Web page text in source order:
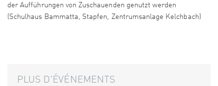
der Aufführungen von Zuschauenden genutzt werden
(Schulhaus Bammatta, Stapfen, Zentrumsanlage Kelchbach)
PLUS D'ÉVÉNEMENTS